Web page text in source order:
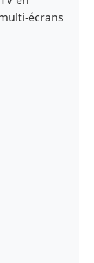
écrans